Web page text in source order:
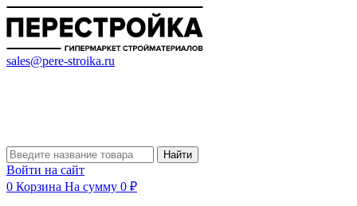
sales@pere-stroika.ru
Найти
Войти на сайт
0 Корзина На сумму 0 ₽